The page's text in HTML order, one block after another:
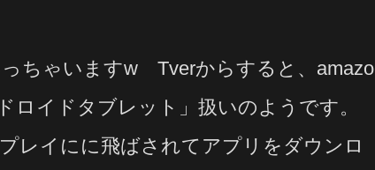
ちゃいますw Tverからすると、amazo
ロイドタブレット」扱いのようです。
レイにに飛ばされてアプリをダウンロ